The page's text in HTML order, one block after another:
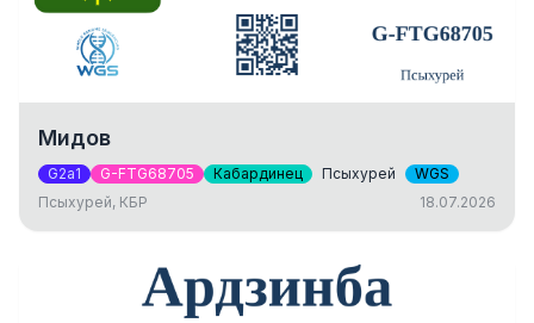
Мидов
G2a1 G-FTG68705 Кабардинец Псыхурей
WGS
Псыхурей, КБР
18.07.2026